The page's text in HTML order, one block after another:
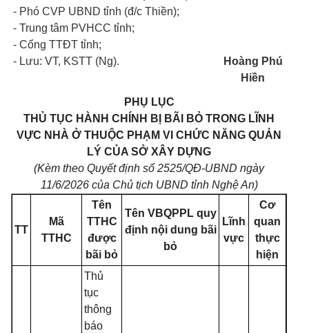
- Phó CVP UBND tỉnh (đ/c Thiền);
- Trung tâm PVHCC tỉnh;
- Cổng TTĐT tỉnh;
- Lưu: VT, KSTT (Ng).
Hoàng Phú
Hiền
PHỤ LỤC
THỦ TỤC HÀNH CHÍNH BỊ BÃI BỎ TRONG LĨNH
VỰC NHÀ Ở THUỘC PHẠM VI CHỨC NĂNG QUẢN
LÝ CỦA SỞ XÂY DỰNG
(Kèm theo Quyết định số 2525/QĐ-UBND ngày
11/6/2026 của Chủ tịch UBND tỉnh Nghệ An)
TT
Mã
TTHC
Tên
TTHC
được
bãi bỏ
Tên VBQPPL quy
định nội dung bãi
bỏ
Lĩnh
vực
Cơ
quan
thực
hiện
Thủ
tục
thông
báo